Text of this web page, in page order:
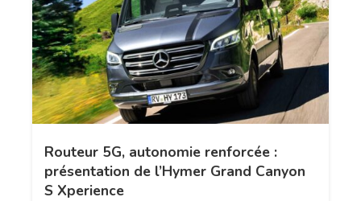
Routeur 5G, autonomie renforcée :
présentation de l’Hymer Grand Canyon
S Xperience